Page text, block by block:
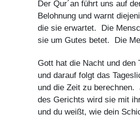
Der Qur´an führt uns auf
Belohnung und warnt
die sie erwartet. Die
sie um Gutes betet. Die
Gott hat die Nacht und
und darauf folgt das
und die Zeit zu
des Gerichts wird sie mit
und du weißt, wie dein